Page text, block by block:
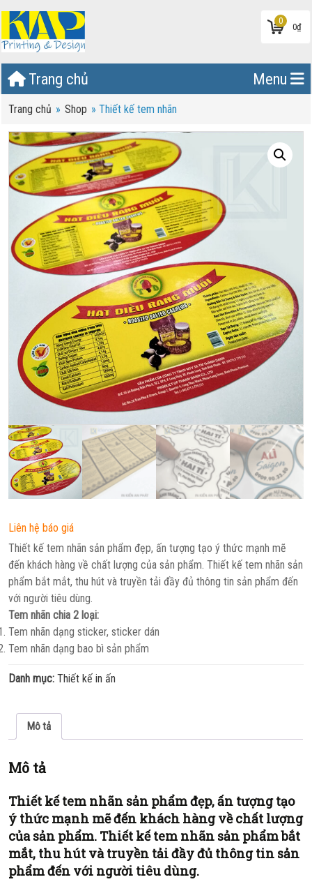
0
0₫
Trang chủ Menu
Trang chủ » Shop »Thiết kế tem nhãn
Liên hệ báo giá
Thiết kế tem nhãn sản phẩm đẹp, ấn tượng tạo ý thức mạnh mẽ
đến khách hàng về chất lượng của sản phẩm. Thiết kế tem nhãn sản
phẩm bắt mắt, thu hút và truyền tải đầy đủ thông tin sản phẩm đến
với người tiêu dùng.
Tem nhãn chia 2 loại:
Tem nhãn dạng sticker, sticker dán
Tem nhãn dạng bao bì sản phẩm
Danh mục:Thiết kế in ấn
Mô tả
Mô tả
Thiết kế tem nhãn sản phẩm đẹp, ấn tượng tạo
ý thức mạnh mẽ đến khách hàng về chất lượng
của sản phẩm. Thiết kế tem nhãn sản phẩm bắt
mắt, thu hút và truyền tải đầy đủ thông tin sản
phẩm đến với người tiêu dùng.